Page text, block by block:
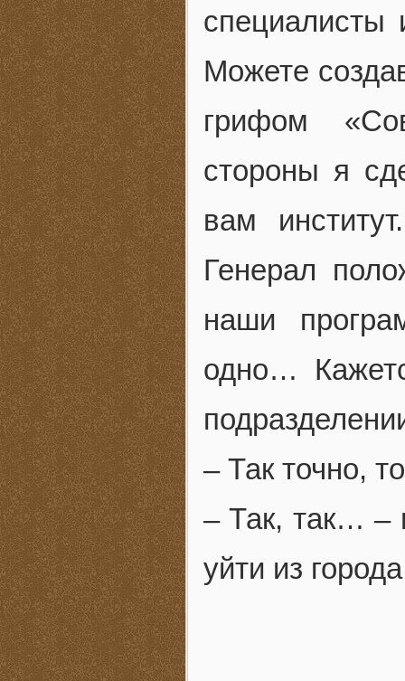
специалисты
Можете
грифом
стороны я
вам
Генерал
наши
одно…
– Так точно,
– Так, так… –
уйти из